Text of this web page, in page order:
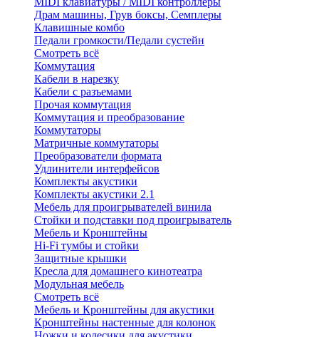
Драм машины, Грув боксы, Семплеры
Клавишные комбо
Педали громкости/Педали сустейн
Смотреть всё
Коммутация
Кабели в нарезку
Кабели с разъемами
Прочая коммутация
Коммутация и преобразование
Коммутаторы
Матричные коммутаторы
Преобразователи формата
Удлинители интерфейсов
Комплекты акустики
Комплекты акустики 2.1
Мебель для проигрывателей винила
Стойки и подставки под проигрыватель
Мебель и Кронштейны
Hi-Fi тумбы и стойки
Защитные крышки
Кресла для домашнего кинотеатра
Модульная мебель
Смотреть всё
Мебель и Кронштейны для акустики
Кронштейны настенные для колонок